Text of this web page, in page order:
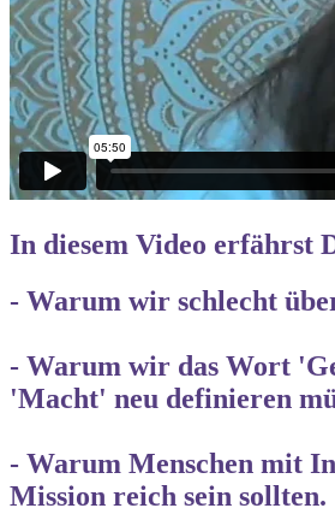
In diesem Video erfährst
- Warum wir schlecht
- Warum wir das Wort
'Macht' neu definieren
- Warum Menschen mit
Mission reich sein sollten.